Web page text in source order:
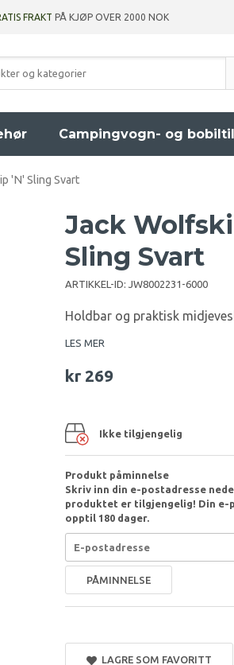
FRAKT PÅ KJØP OVER 2000 NOK
Campingvogn- og
'N' Sling Svart
Jack
Sling Svart
ARTIKKEL-ID: JW8002231-6000
Holdbar og praktisk
LES MER
kr 269
Ikke tilgjengelig
Produkt påminnelse
Skriv inn din e-postadresse
produktet er tilgjengelig! Din e-
opptil 180 dager.
PÅMINNELSE
LAGRE SOM FAVORITT